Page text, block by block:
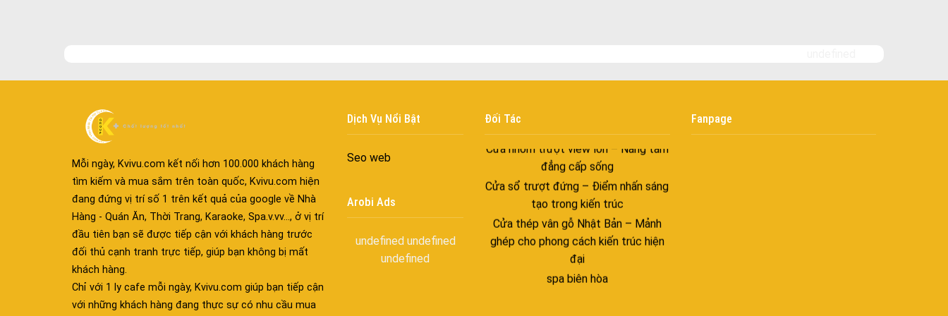
Mỗi ngày, Kvivu.com kết nối hơn 100.000 khách hàng
tìm kiếm và mua sắm trên toàn quốc, Kvivu.com hiện
đang đứng vị trí số 1 trên kết quả của google về Nhà
Hàng - Quán Ăn, Thời Trang, Karaoke, Spa.v.vv..., ở vị trí
đầu tiên bạn sẽ được tiếp cận với khách hàng trước
đối thủ cạnh tranh trực tiếp, giúp bạn không bị mất
khách hàng.
Chỉ với 1 ly cafe mỗi ngày, Kvivu.com giúp bạn tiếp cận
với những khách hàng đang thực sự có nhu cầu mua
Dịch Vụ Nổi Bật
Seo web
Arobi Ads
undefined undefined
undefined
Đối Tác
vào ngôi nhà của bạn
Cửa nhôm trượt view lớn – Nâng tầm
đẳng cấp sống
Cửa sổ trượt đứng – Điểm nhấn sáng
tạo trong kiến trúc
Cửa thép vân gỗ Nhật Bản – Mảnh
ghép cho phong cách kiến trúc hiện
đại
spa biên hòa
Spa chăm sóc da mặt tại biên hòa
Fanpage